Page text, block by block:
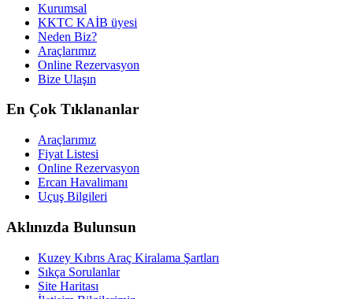
Kurumsal
KKTC KAİB üyesi
Neden Biz?
Araçlarımız
Online Rezervasyon
Bize Ulaşın
En Çok Tıklananlar
Araçlarımız
Fiyat Listesi
Online Rezervasyon
Ercan Havalimanı
Uçuş Bilgileri
Aklınızda Bulunsun
Kuzey Kıbrıs Araç Kiralama Şartları
Sıkça Sorulanlar
Site Haritası